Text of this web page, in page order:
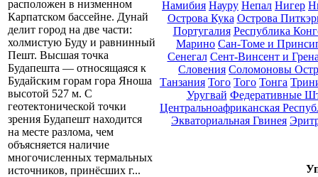
расположен в низменном
Карпатском бассейне. Дунай
делит город на две части:
холмистую Буду и равнинный
Пешт. Высшая точка
Будапешта — относящаяся к
Будайским горам гора Яноша
высотой 527 м. С
геотектонической точки
зрения Будапешт находится
на месте разлома, чем
объясняется наличие
многочисленных термальных
источников, принёсших г...
Намибия Науру Непал Нигер
Острова Кука Острова
Португалия Республика
Марино Сан-Томе и
Сенегал Сент-Винсент и
Словения Соломоновы
Танзания Того Того Тонга
Уругвай Федеративные
Центральноафриканская
Экваториальная Гвинея